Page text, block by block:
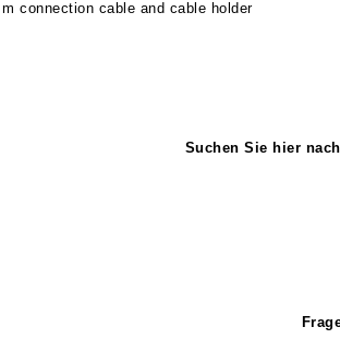
m connection cable and cable holder
Suchen Sie hier